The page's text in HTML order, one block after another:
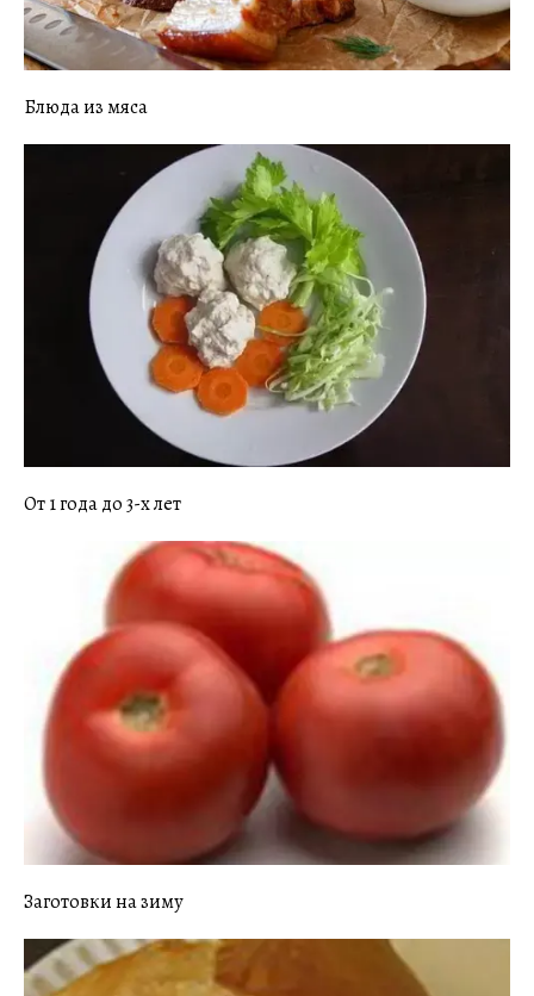
Блюда из мяса
От 1 года до 3-х лет
Заготовки на зиму